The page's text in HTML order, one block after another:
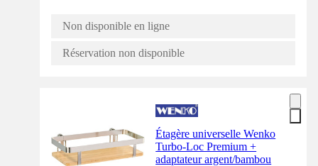
Non disponible en ligne
Réservation non disponible
Étagère universelle Wenko
Turbo-Loc Premium +
adaptateur argent/bambou